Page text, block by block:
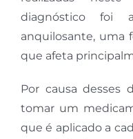
diagnóstico foi
anquilosante, uma
que afeta
Por causa desses
tomar um
que é aplicado a